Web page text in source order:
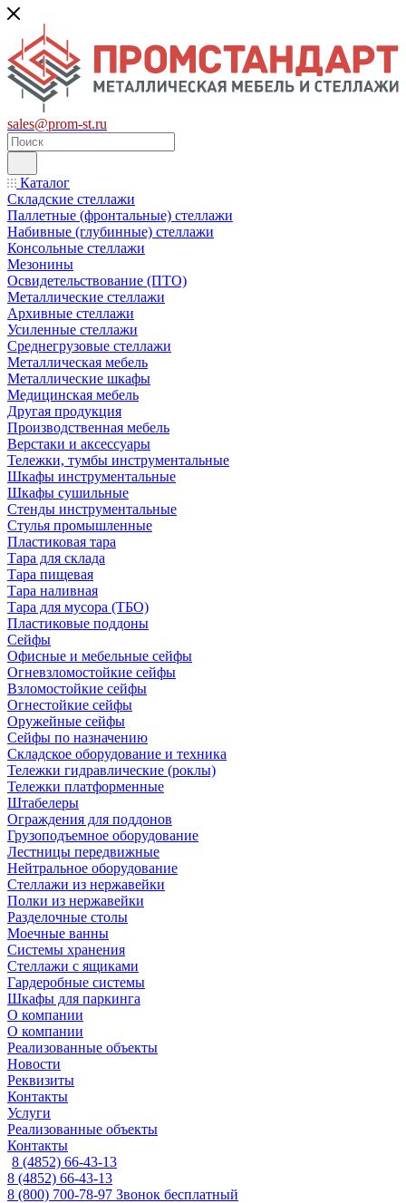
sales@prom-st.ru
Каталог
Складские стеллажи
Паллетные (фронтальные) стеллажи
Набивные (глубинные) стеллажи
Консольные стеллажи
Мезонины
Освидетельствование (ПТО)
Металлические стеллажи
Архивные стеллажи
Усиленные стеллажи
Среднегрузовые стеллажи
Металлическая мебель
Металлические шкафы
Медицинская мебель
Другая продукция
Производственная мебель
Верстаки и аксессуары
Тележки, тумбы инструментальные
Шкафы инструментальные
Шкафы сушильные
Стенды инструментальные
Cтулья промышленные
Пластиковая тара
Тара для склада
Тара пищевая
Тара наливная
Тара для мусора (ТБО)
Пластиковые поддоны
Сейфы
Офисные и мебельные сейфы
Огневзломостойкие сейфы
Взломостойкие сейфы
Огнестойкие сейфы
Оружейные сейфы
Сейфы по назначению
Складское оборудование и техника
Тележки гидравлические (роклы)
Тележки платформенные
Штабелеры
Ограждения для поддонов
Грузоподъемное оборудование
Лестницы передвижные
Нейтральное оборудование
Стеллажи из нержавейки
Полки из нержавейки
Разделочные столы
Моечные ванны
Системы хранения
Стеллажи с ящиками
Гардеробные системы
Шкафы для паркинга
О компании
О компании
Реализованные объекты
Новости
Реквизиты
Контакты
Услуги
Реализованные объекты
Контакты
8 (4852) 66-43-13
8 (4852) 66-43-13
8 (800) 700-78-97 Звонок бесплатный